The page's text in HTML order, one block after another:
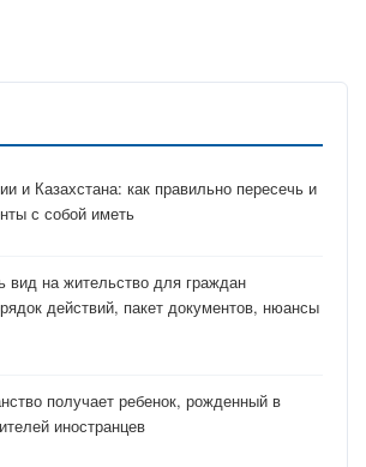
и Казахстана: как правильно пересечь и
с собой иметь
вид на жительство для граждан
действий, пакет документов, нюансы
получает ребенок, рожденный в
иностранцев